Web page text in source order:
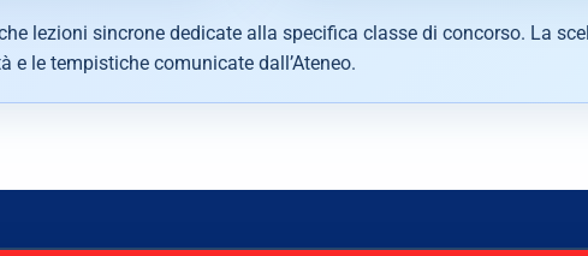
lezioni sincrone dedicate alla specifica classe di concorso. La
e le tempistiche comunicate dall’Ateneo.